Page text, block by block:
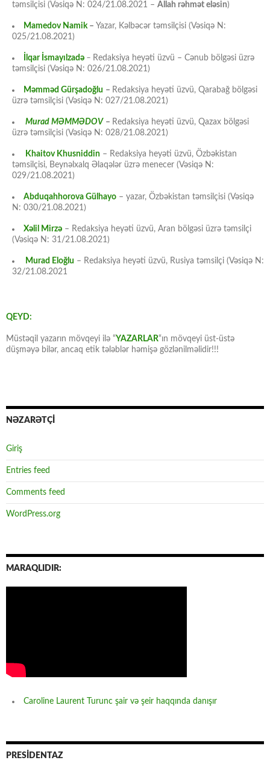
təmsilçisi (Vəsiqə N: 024/21.08.2021 – Allah rəhmət eləsin)
Mamedov Namik– Yazar, Kəlbəcər təmsilçisi (Vəsiqə N:
025/21.08.2021)
İlqar İsmayılzadə – Redaksiya heyəti üzvü – Cənub bölgəsi üzrə
təmsilçisi (Vəsiqə N: 026/21.08.2021)
Məmməd Gürşadoğlu – Redaksiya heyəti üzvü, Qarabağ bölgəsi
üzrə təmsilçisi (Vəsiqə N: 027/21.08.2021)
Murad MƏMMƏDOV – Redaksiya heyəti üzvü, Qazax bölgəsi
üzrə təmsilçisi (Vəsiqə N: 028/21.08.2021)
Khaitov Khusniddin – Redaksiya heyəti üzvü, Özbəkistan
təmsilçisi, Beynəlxalq Əlaqələr üzrə menecer (Vəsiqə N:
029/21.08.2021)
Abduqahhorova Gülhayo – yazar, Özbəkistan təmsilçisi (Vəsiqə
N: 030/21.08.2021)
Xəlil Mirzə – Redaksiya heyəti üzvü, Aran bölgəsi üzrə təmsilçi
(Vəsiqə N: 31/21.08.2021)
Murad Eloğlu – Redaksiya heyəti üzvü, Rusiya təmsilçi (Vəsiqə N:
32/21.08.2021
QEYD:
Müstəqil yazarın mövqeyi ilə “YAZARLAR“ın mövqeyi üst-üstə
düşməyə bilər, ancaq etik tələblər həmişə gözlənilməlidir!!!
NƏZARƏTÇİ
Giriş
Entries feed
Comments feed
WordPress.org
MARAQLIDIR:
Caroline Laurent Turunc şair və şeir haqqında danışır
PRESİDENTAZ